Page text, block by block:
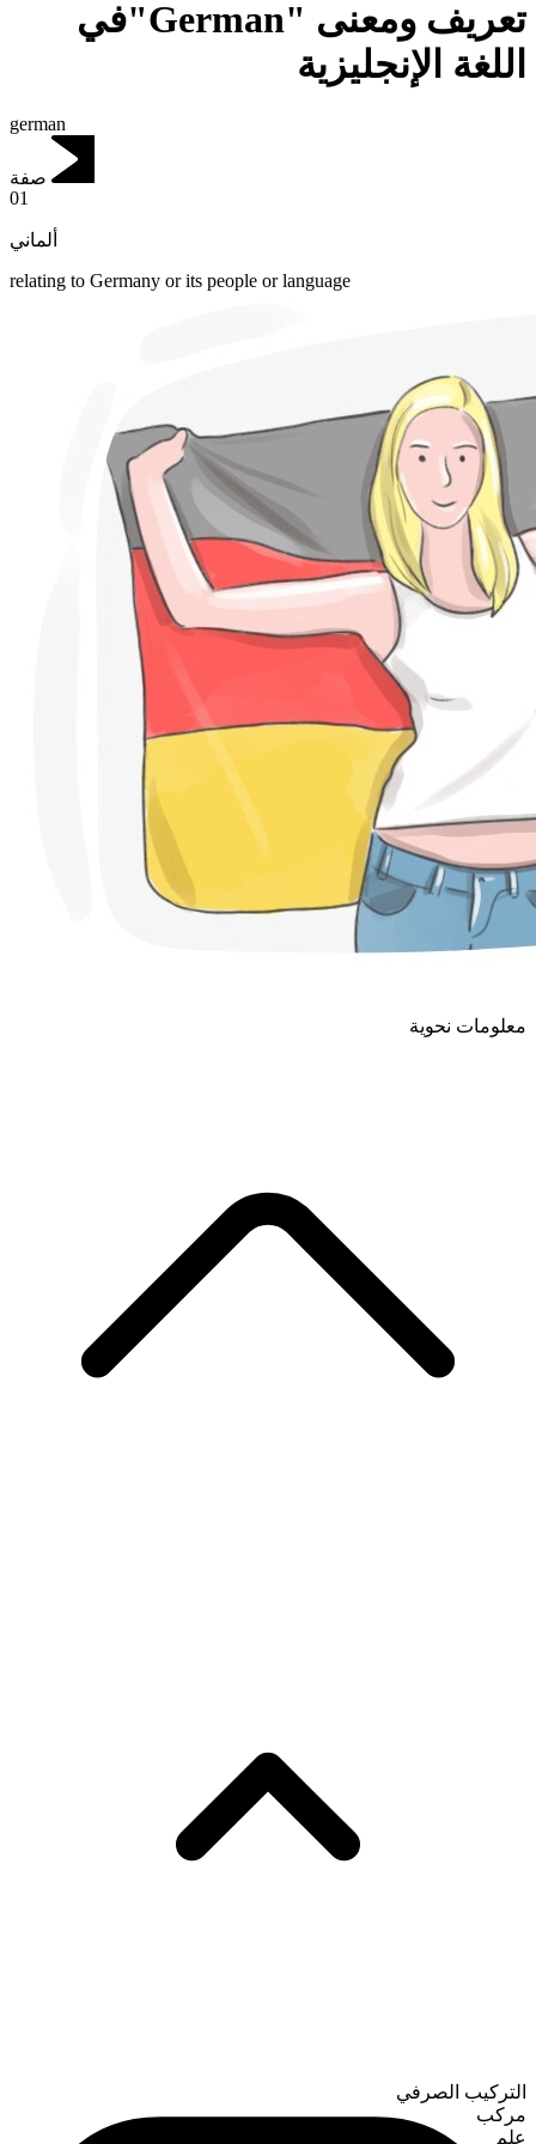
تعريف ومعنى "German"في
اللغة الإنجليزية
german
صفة
01
ألماني
relating to Germany or its people or language
معلومات نحوية
التركيب الصرفي
مركب
علم